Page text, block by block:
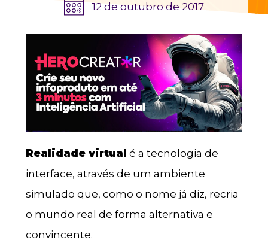
12 de outubro de 2017
Realidade virtual é a tecnologia de
interface, através de um ambiente
simulado que, como o nome já diz, recria
o mundo real de forma alternativa e
convincente.